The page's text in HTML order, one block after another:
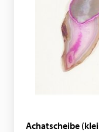
Achatscheibe